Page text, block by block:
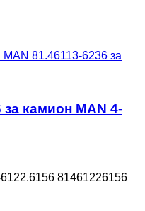
MAN 81.46113-6236 за
камион MAN 4-
81461226156